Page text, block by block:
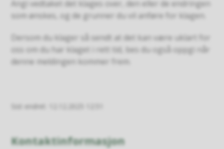
Angi vedtaket det klages over, den eller de endringen
som ønskes, og de grunner du vil anføre for klagen.
Dersom du klager så sendt at det kan være uklart for
oss om du har klaget i rett tid, bes du også oppgi når
denne meldingen kommer frem.
Sist endret
Kontaktinformasjon